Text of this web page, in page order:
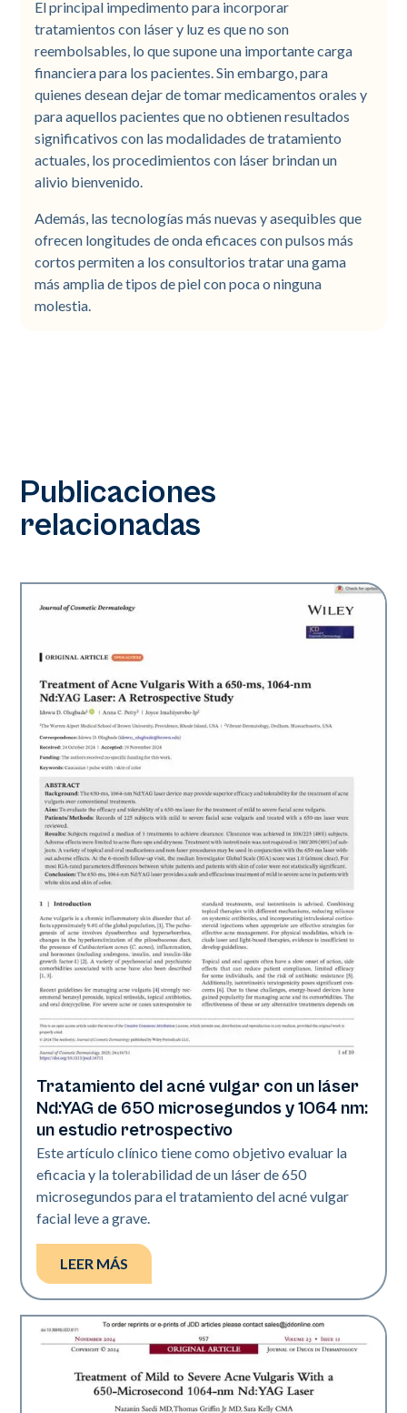
El principal impedimento para incorporar
tratamientos con láser y luz es que no son
reembolsables, lo que supone una importante carga
financiera para los pacientes. Sin embargo, para
quienes desean dejar de tomar medicamentos orales y
para aquellos pacientes que no obtienen resultados
significativos con las modalidades de tratamiento
actuales, los procedimientos con láser brindan un
alivio bienvenido.
Además, las tecnologías más nuevas y asequibles que
ofrecen longitudes de onda eficaces con pulsos más
cortos permiten a los consultorios tratar una gama
más amplia de tipos de piel con poca o ninguna
molestia.
Publicaciones
relacionadas
Acné
Tratamiento del acné vulgar con un láser
Nd:YAG de 650 microsegundos y 1064 nm:
un estudio retrospectivo
Este artículo clínico tiene como objetivo evaluar la
eficacia y la tolerabilidad de un láser de 650
microsegundos para el tratamiento del acné vulgar
facial leve a grave.
LEER MÁS